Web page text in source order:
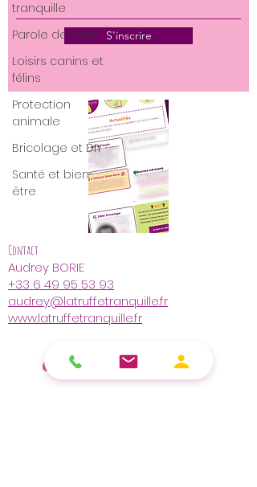
tranquille
Parole de ouaf
Loisirs canins et
félins
Protection
animale
Bricolage et DIY
Santé et bien-
être
S'inscrire
Contact
Audrey BORIE
+33 6 49 95 53 93
audrey@latruffetranquille.fr
www.latruffetranquille.fr